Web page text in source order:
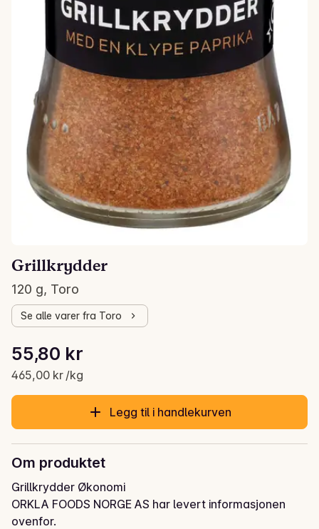
Grillkrydder
120 g, Toro
Se alle varer fra Toro
Gjeldende pris er: 55,80 kr
55,80 kr
465,00 kr /kg
Stykkpris: 465,00 kr /kg
Legg til i handlekurven
Om produktet
Grillkrydder Økonomi
ORKLA FOODS NORGE AS har levert informasjonen
ovenfor.